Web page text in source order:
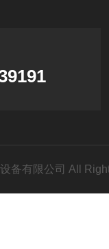
备有限公司 All